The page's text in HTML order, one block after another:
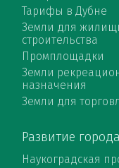
Тарифы в Дубне
Земли для
строительства
Промплощадки
Земли
назначения
Земли для
Развитие
Наукоградская